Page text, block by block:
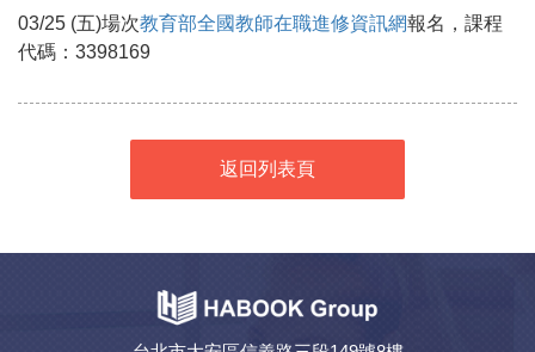
03/25 (五)場次教育部全國教師在職進修資訊網報名，課程
代碼：3398169
返回列表頁